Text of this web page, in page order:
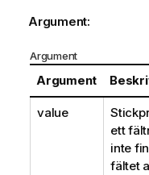
Argument:
Argument
Argument
value
ett
inte
fältet